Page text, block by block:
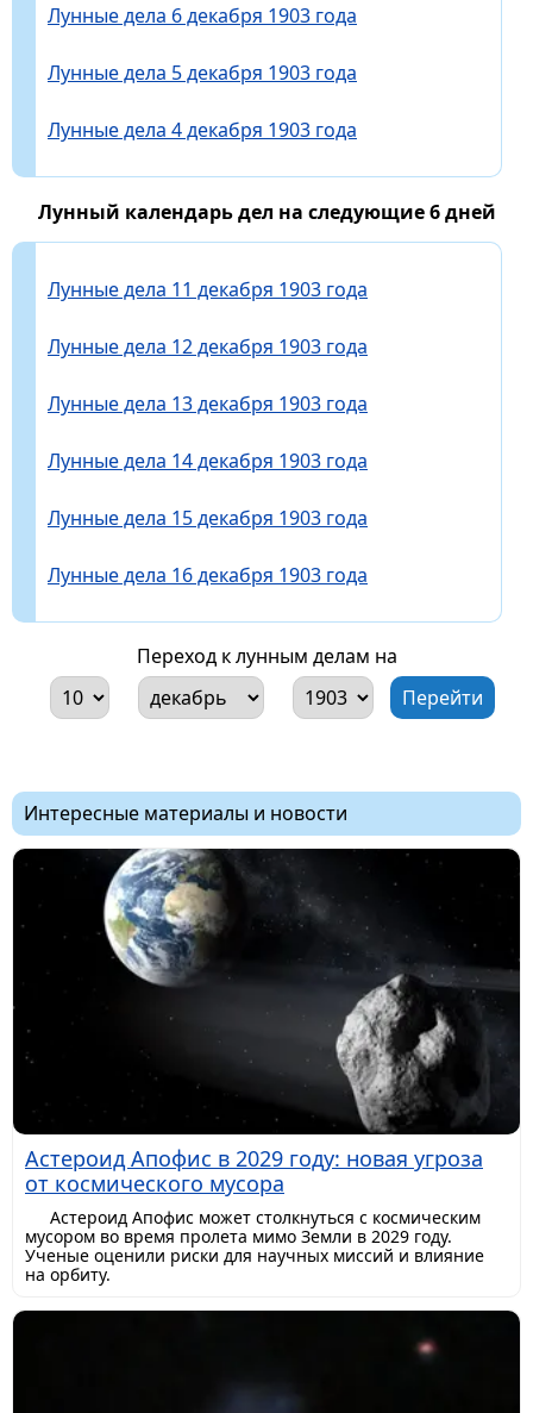
Лунные дела 6 декабря 1903 года
Лунные дела 5 декабря 1903 года
Лунные дела 4 декабря 1903 года
Лунный календарь дел на следующие 6 дней
Лунные дела 11 декабря 1903 года
Лунные дела 12 декабря 1903 года
Лунные дела 13 декабря 1903 года
Лунные дела 14 декабря 1903 года
Лунные дела 15 декабря 1903 года
Лунные дела 16 декабря 1903 года
Переход к лунным делам на
Интересные материалы и новости
Астероид Апофис в 2029 году: новая угроза
от космического мусора
Астероид Апофис может столкнуться с космическим
мусором во время пролета мимо Земли в 2029 году.
Ученые оценили риски для научных миссий и влияние
на орбиту.